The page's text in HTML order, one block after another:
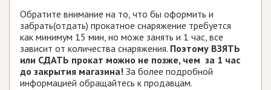
Обратите внимание на то, что бы оформить и
забрать(отдать) прокатное снаряжение требуется
как минимум 15 мин, но може занять и 1 час, все
зависит от количества снаряжения. Поэтому ВЗЯТЬ
или СДАТЬ прокат можно не позже, чем за 1 час
до закрытия магазина! За более подробной
информацией обращайтесь к продавцам.